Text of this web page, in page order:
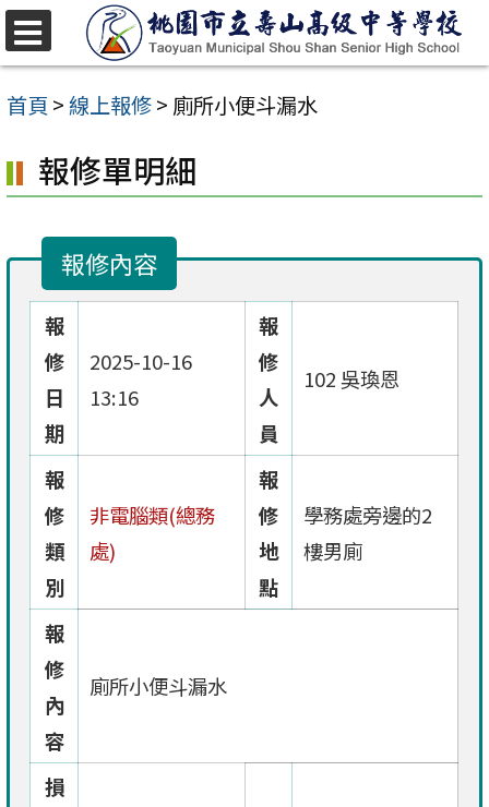
跳
至
主
內
容
首頁 >線上報修> 廁所小便斗漏水
報修單明細
報修內容
報
修
日
期
2025-10-16
13:16
報
修
人
員
102 吳瑍恩
報
修
類
別
非電腦類(總務
處)
報
修
地
點
學務處旁邊的2
樓男廁
報
修
內
容
廁所小便斗漏水
損
選
單